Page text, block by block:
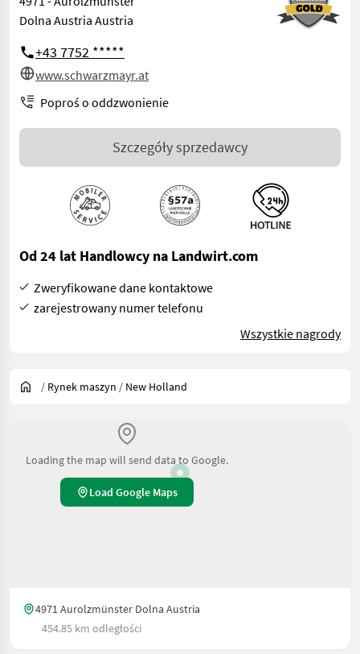
Dolna Austria Austria
+43 7752 *****
www.schwarzmayr.at
Poproś o oddzwonienie
Szczegóły sprzedawcy
Od 24 lat Handlowcy na Landwirt.com
Zweryfikowane dane kontaktowe
zarejestrowany numer telefonu
Wszystkie nagrody
/ Rynek maszyn / New Holland
Loading the map will send data to Google.
Load Google Maps
4971 Aurolzmünster Dolna Austria
454.85 km odległości